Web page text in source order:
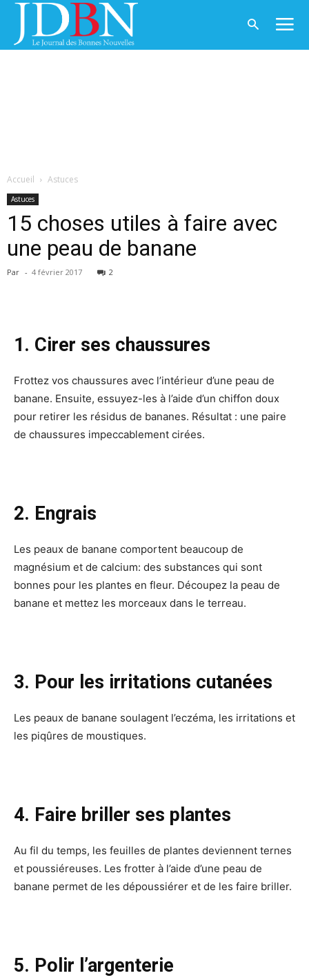
Accueil Astuces
Astuces
15 choses utiles à faire avec
une peau de banane
Par - 4 février 2017 2
1. Cirer ses chaussures
Frottez vos chaussures avec l’intérieur d’une peau de
banane. Ensuite, essuyez-les à l’aide d’un chiffon doux
pour retirer les résidus de bananes. Résultat : une paire
de chaussures impeccablement cirées.
2. Engrais
Les peaux de banane comportent beaucoup de
magnésium et de calcium: des substances qui sont
bonnes pour les plantes en fleur. Découpez la peau de
banane et mettez les morceaux dans le terreau.
3. Pour les irritations cutanées
Les peaux de banane soulagent l’eczéma, les irritations et
les piqûres de moustiques.
4. Faire briller ses plantes
Au fil du temps, les feuilles de plantes deviennent ternes
et poussiéreuses. Les frotter à l’aide d’une peau de
banane permet de les dépoussiérer et de les faire briller.
5. Polir l’argenterie